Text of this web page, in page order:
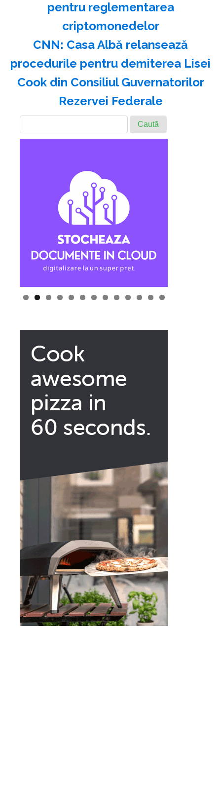
pentru reglementarea
criptomonedelor
CNN: Casa Albă relansează
procedurile pentru demiterea Lisei
Cook din Consiliul Guvernatorilor
Rezervei Federale